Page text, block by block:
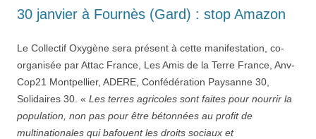
30 janvier à Fournès (Gard) : stop Amazon
Le Collectif Oxygène sera présent à cette manifestation, co-
organisée par Attac France, Les Amis de la Terre France, Anv-
Cop21 Montpellier, ADERE, Confédération Paysanne 30,
Solidaires 30. « Les terres agricoles sont faites pour nourrir la
population, non pas pour être bétonnées au profit de
multinationales qui bafouent les droits sociaux et